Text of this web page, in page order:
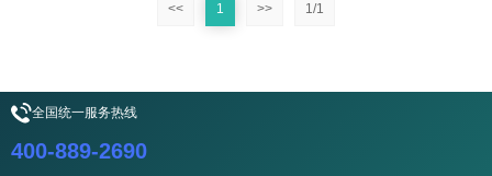
<< 1 >> 1/1
全国统一服务热线
400-889-2690